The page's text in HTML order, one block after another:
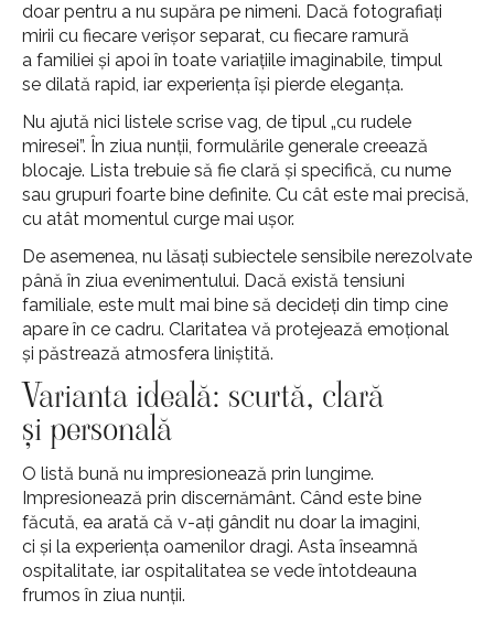
doar pentru a nu supăra pe nimeni. Dacă fotografiați
mirii cu fiecare verișor separat, cu fiecare ramură
a familiei și apoi în toate variațiile imaginabile, timpul
se dilată rapid, iar experiența își pierde eleganța.
Nu ajută nici listele scrise vag, de tipul „cu rudele
miresei”. În ziua nunții, formulările generale creează
blocaje. Lista trebuie să fie clară și specifică, cu nume
sau grupuri foarte bine definite. Cu cât este mai precisă,
cu atât momentul curge mai ușor.
De asemenea, nu lăsați subiectele sensibile nerezolvate
până în ziua evenimentului. Dacă există tensiuni
familiale, este mult mai bine să decideți din timp cine
apare în ce cadru. Claritatea vă protejează emoțional
și păstrează atmosfera liniștită.
Varianta ideală: scurtă, clară
și personală
O listă bună nu impresionează prin lungime.
Impresionează prin discernământ. Când este bine
făcută, ea arată că v-ați gândit nu doar la imagini,
ci și la experiența oamenilor dragi. Asta înseamnă
ospitalitate, iar ospitalitatea se vede întotdeauna
frumos în ziua nunții.